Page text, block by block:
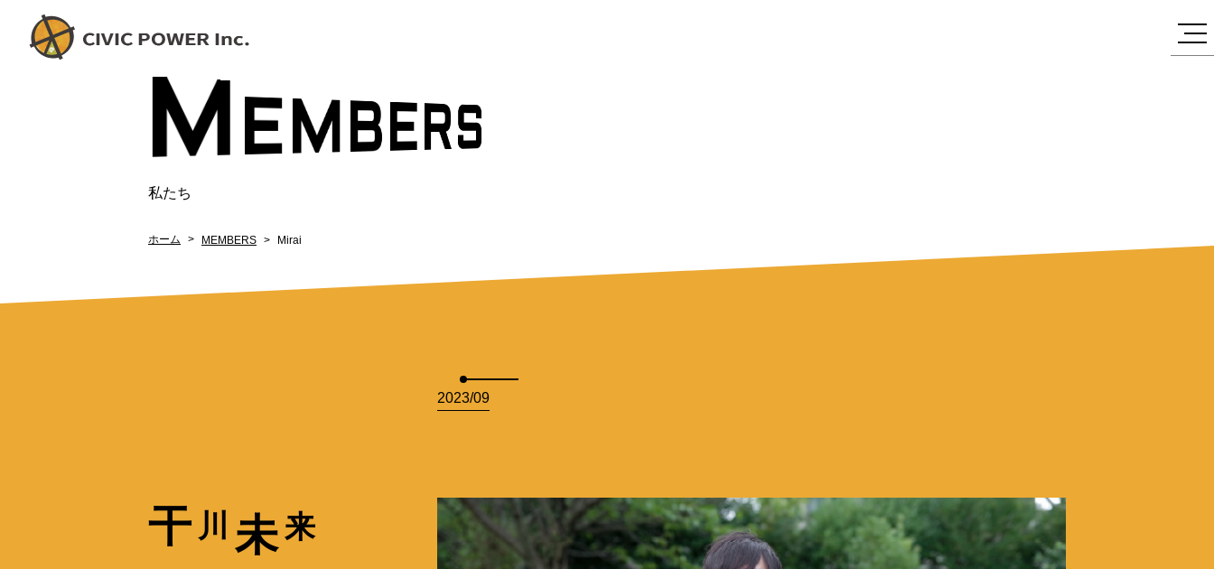
MEM
BERS
私たち
ホーム MEMBERS Mirai
2023/09
干 川 未 来